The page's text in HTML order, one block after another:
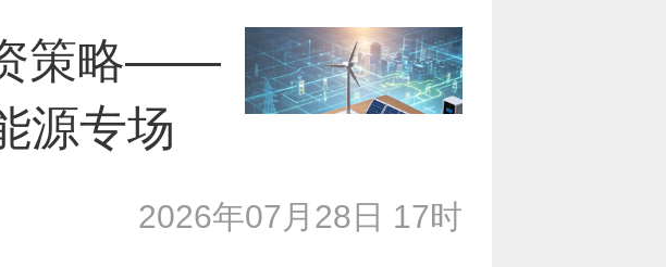
策略——
源专场
2026年07月28日 17时